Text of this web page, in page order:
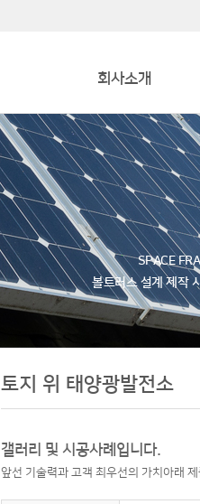
회사소개
인사말
연혁
조직도
오시는 길
SPACE
볼트러스 설계 제작
토지 위 태양광발전소
갤러리 및 시공사례입니다.
앞선 기술력과 고객 최우선의 가치아래